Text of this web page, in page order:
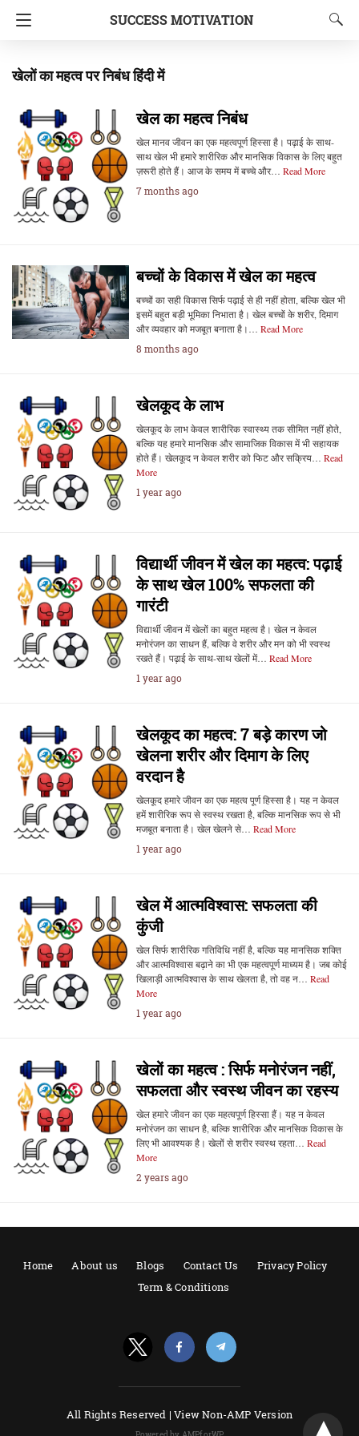
SUCCESS MOTIVATION
खेलों का महत्व पर निबंध हिंदी में
खेल का महत्व निबंध
खेल मानव जीवन का एक महत्वपूर्ण हिस्सा है। पढ़ाई के साथ-
साथ खेल भी हमारे शारीरिक और मानसिक विकास के लिए बहुत
ज़रूरी होते हैं। आज के समय में बच्चे और… Read More
7 months ago
बच्चों के विकास में खेल का महत्व
बच्चों का सही विकास सिर्फ पढ़ाई से ही नहीं होता, बल्कि खेल भी
इसमें बहुत बड़ी भूमिका निभाता है। खेल बच्चों के शरीर, दिमाग
और व्यवहार को मजबूत बनाता है।… Read More
8 months ago
खेलकूद के लाभ
खेलकूद के लाभ केवल शारीरिक स्वास्थ्य तक सीमित नहीं होते,
बल्कि यह हमारे मानसिक और सामाजिक विकास में भी सहायक
होते हैं। खेलकूद न केवल शरीर को फिट और सक्रिय… Read
More
1 year ago
विद्यार्थी जीवन में खेल का महत्व: पढ़ाई
के साथ खेल 100% सफलता की
गारंटी
विद्यार्थी जीवन में खेलों का बहुत महत्व है। खेल न केवल
मनोरंजन का साधन हैं, बल्कि वे शरीर और मन को भी स्वस्थ
रखते हैं। पढ़ाई के साथ-साथ खेलों में… Read More
1 year ago
खेलकूद का महत्व: 7 बड़े कारण जो
खेलना शरीर और दिमाग के लिए
वरदान है
खेलकूद हमारे जीवन का एक महत्व पूर्ण हिस्सा है। यह न केवल
हमें शारीरिक रूप से स्वस्थ रखता है, बल्कि मानसिक रूप से भी
मजबूत बनाता है। खेल खेलने से… Read More
1 year ago
खेल में आत्मविश्वास: सफलता की
कुंजी
खेल सिर्फ शारीरिक गतिविधि नहीं है, बल्कि यह मानसिक शक्ति
और आत्मविश्वास बढ़ाने का भी एक महत्वपूर्ण माध्यम है। जब कोई
खिलाड़ी आत्मविश्वास के साथ खेलता है, तो वह न… Read
More
1 year ago
खेलों का महत्व : सिर्फ मनोरंजन नहीं,
सफलता और स्वस्थ जीवन का रहस्य
खेल हमारे जीवन का एक महत्वपूर्ण हिस्सा हैं। यह न केवल
मनोरंजन का साधन है, बल्कि शारीरिक और मानसिक विकास के
लिए भी आवश्यक है। खेलों से शरीर स्वस्थ रहता… Read
More
2 years ago
Home About us Blogs Contact Us
Privacy Policy
Term & Conditions
All Rights Reserved |View Non-AMP Version